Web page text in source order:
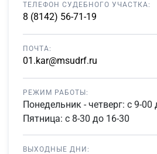
ТЕЛЕФОН СУДЕБНОГО УЧАСТКА:
8 (8142) 56-71-19
ПОЧТА:
01.kar@msudrf.ru
РЕЖИМ РАБОТЫ:
Понедельник - четверг: с 9-00
Пятница: с 8-30 до 16-30
ВЫХОДНЫЕ ДНИ: